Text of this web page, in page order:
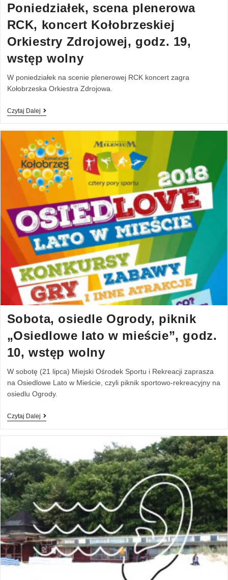
Poniedziałek, scena plenerowa
RCK, koncert Kołobrzeskiej
Orkiestry Zdrojowej, godz. 19,
wstęp wolny
W poniedziałek na scenie plenerowej RCK koncert zagra
Kołobrzeska Orkiestra Zdrojowa.
Czytaj Dalej
Sobota, osiedle Ogrody, piknik
„Osiedlowe lato w mieście”, godz.
10, wstęp wolny
W sobotę (21 lipca) Miejski Ośrodek Sportu i Rekreacji zaprasza
na Osiedlowe Lato w Mieście, czyli piknik sportowo-rekreacyjny na
osiedlu Ogrody.
Czytaj Dalej